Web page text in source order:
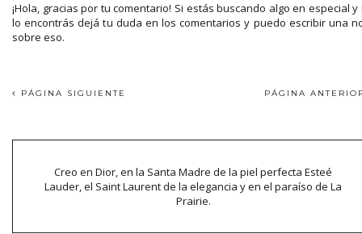
¡Hola, gracias por tu comentario! Si estás buscando algo en especial y
lo encontrás dejá tu duda en los comentarios y puedo escribir una
sobre eso.
PÁGINA SIGUIENTE PÁGINA
Creo en Dior, en la Santa Madre de la piel perfecta Esteé
Lauder, el Saint Laurent de la elegancia y en el paraíso de La
Prairie.